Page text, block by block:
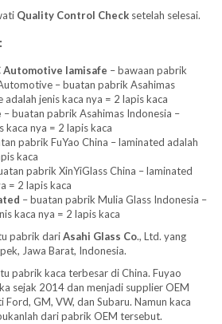
Quality Control Check setelah selesai.
Automotive lamisafe – bawaan pabrik
– buatan pabrik Asahimas
adalah jenis kaca nya = 2 lapis kaca
– buatan pabrik Asahimas Indonesia –
kaca nya = 2 lapis kaca
pabrik FuYao China – laminated adalah
kaca
pabrik XinYiGlass China – laminated
= 2 lapis kaca
– buatan pabrik Mulia Glass Indonesia –
kaca nya = 2 lapis kaca
pabrik dariAsahi Glass Co., Ltd. yang
Jawa Barat, Indonesia.
pabrik kaca terbesar di China. Fuyao
sejak 2014 dan menjadi supplier OEM
GM, VW, dan Subaru. Namun kaca
dari pabrik OEM tersebut.